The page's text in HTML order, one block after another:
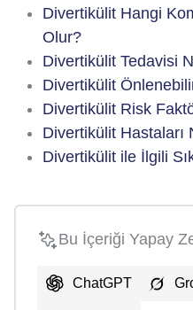
Divertikülit Hangi
Olur?
Divertikülit Tedavisi
Divertikülit
Divertikülit Risk
Divertikülit
Divertikülit ile İlgili
Bu İçeriği Yapay
ChatGPT